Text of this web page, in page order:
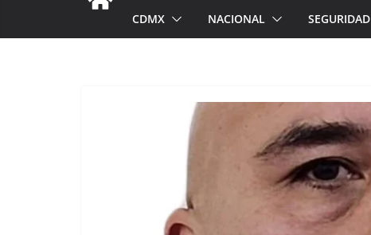
CDMX NACIONAL SEGURIDAD